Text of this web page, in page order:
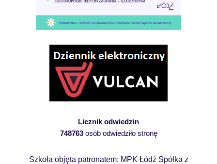
Licznik odwiedzin
748763osób odwiedziło stronę
Szkoła objęta patronatem: MPK Łódź Spółka z